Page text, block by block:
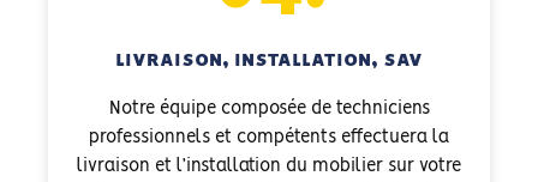
LIVRAISON, INSTALLATION, SAV
Notre équipe composée de techniciens
professionnels et compétents effectuera la
livraison et l’installation du mobilier sur votre